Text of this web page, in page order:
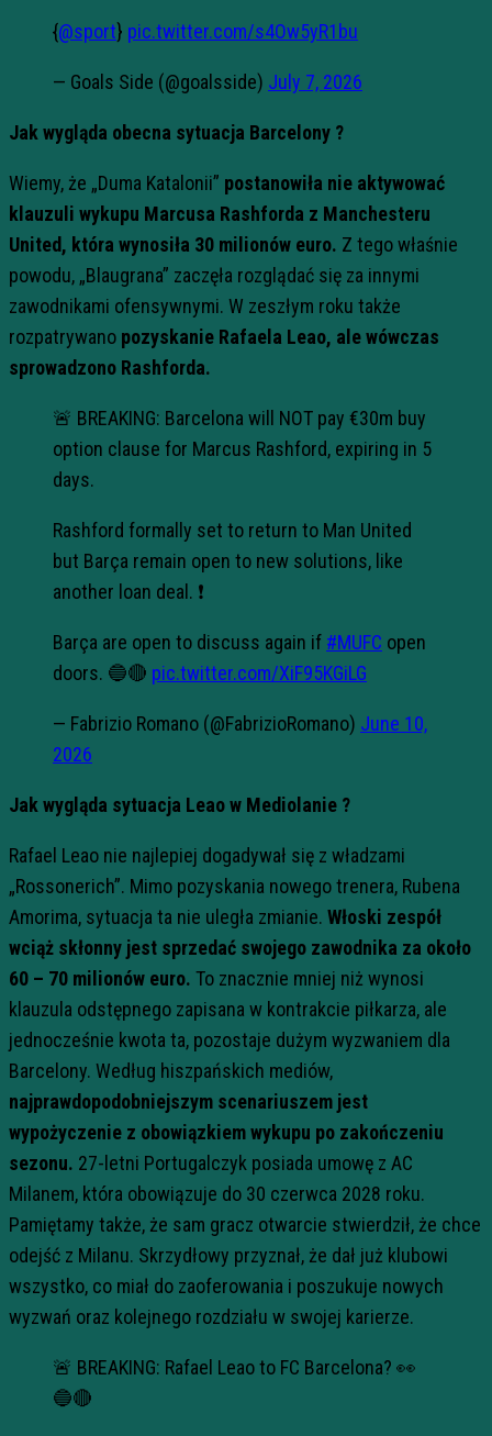
{@sport} pic.twitter.com/s4Ow5yR1bu
— Goals Side (@goalsside) July 7, 2026
Jak wygląda obecna sytuacja Barcelony ?
Wiemy, że „Duma Katalonii” postanowiła nie aktywować
klauzuli wykupu Marcusa Rashforda z Manchesteru
United, która wynosiła 30 milionów euro. Z tego właśnie
powodu, „Blaugrana” zaczęła rozglądać się za innymi
zawodnikami ofensywnymi. W zeszłym roku także
rozpatrywano pozyskanie Rafaela Leao, ale wówczas
sprowadzono Rashforda.
🚨 BREAKING: Barcelona will NOT pay €30m buy
option clause for Marcus Rashford, expiring in 5
days.
Rashford formally set to return to Man United
but Barça remain open to new solutions, like
another loan deal. ❗️
Barça are open to discuss again if #MUFC open
doors. 🔵🔴 pic.twitter.com/XiF95KGiLG
— Fabrizio Romano (@FabrizioRomano) June 10,
2026
Jak wygląda sytuacja Leao w Mediolanie ?
Rafael Leao nie najlepiej dogadywał się z władzami
„Rossonerich”. Mimo pozyskania nowego trenera, Rubena
Amorima, sytuacja ta nie uległa zmianie. Włoski zespół
wciąż skłonny jest sprzedać swojego zawodnika za około
60 – 70 milionów euro. To znacznie mniej niż wynosi
klauzula odstępnego zapisana w kontrakcie piłkarza, ale
jednocześnie kwota ta, pozostaje dużym wyzwaniem dla
Barcelony. Według hiszpańskich mediów,
najprawdopodobniejszym scenariuszem jest
wypożyczenie z obowiązkiem wykupu po zakończeniu
sezonu. 27-letni Portugalczyk posiada umowę z AC
Milanem, która obowiązuje do 30 czerwca 2028 roku.
Pamiętamy także, że sam gracz otwarcie stwierdził, że chce
odejść z Milanu. Skrzydłowy przyznał, że dał już klubowi
wszystko, co miał do zaoferowania i poszukuje nowych
wyzwań oraz kolejnego rozdziału w swojej karierze.
🚨 BREAKING: Rafael Leao to FC Barcelona? 👀
🔵🔴